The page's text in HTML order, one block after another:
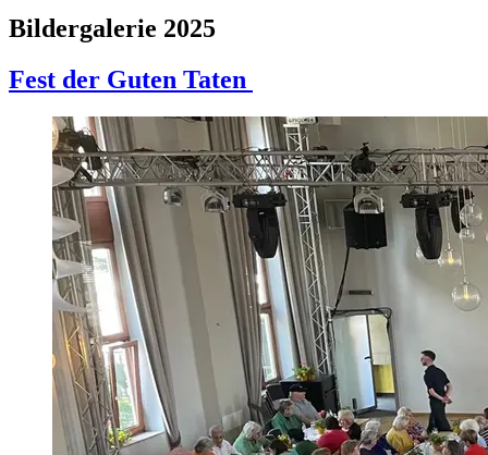
Bildergalerie 2025
Fest der Guten Taten